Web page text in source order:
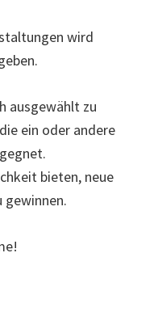
wird
ausgewählt zu
ein oder andere
bieten, neue
gewinnen.